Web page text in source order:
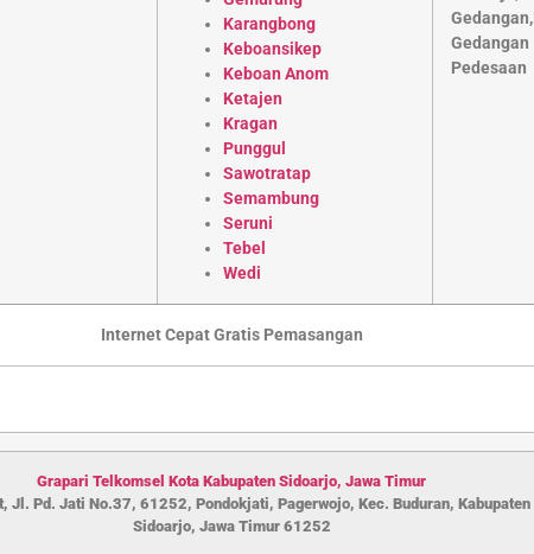
Karangbong
Keboansikep
Keboan Anom
Ketajen
Kragan
Punggul
Sawotratap
Semambung
Seruni
Tebel
Wedi
Internet Cepat Gratis Pemasangan
Grapari Telkomsel Kota Kabupaten Sidoarjo, Jawa Timur
Jl. Pd. Jati No.37, 61252, Pondokjati, Pagerwojo, Kec. Buduran, Kabupaten
Sidoarjo, Jawa Timur 61252